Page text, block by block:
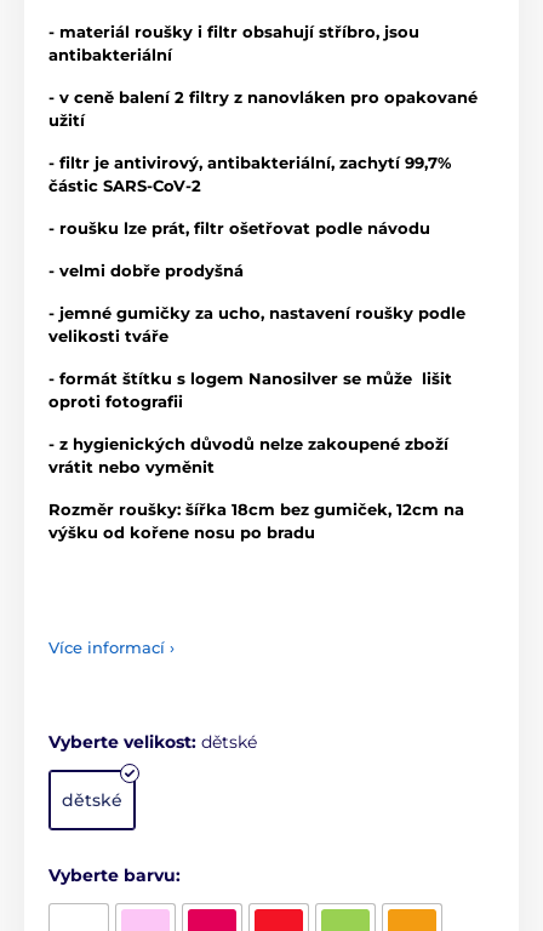
- materiál roušky i filtr obsahují stříbro, jsou
antibakteriální
- v ceně balení 2 filtry z nanovláken pro opakované
užití
- filtr je antivirový, antibakteriální, zachytí 99,7%
částic SARS-CoV-2
- roušku lze prát, filtr ošetřovat podle návodu
- velmi dobře prodyšná
- jemné gumičky za ucho, nastavení roušky podle
velikosti tváře
- formát štítku s logem Nanosilver se může lišit
oproti fotografii
- z hygienických důvodů nelze zakoupené zboží
vrátit nebo vyměnit
Rozměr roušky: šířka 18cm bez gumiček, 12cm na
výšku od kořene nosu po bradu
Více informací ›
Vyberte velikost: dětské
dětské
Vyberte barvu: